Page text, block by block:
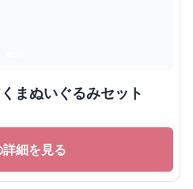
まぬいぐるみセット
細を見る